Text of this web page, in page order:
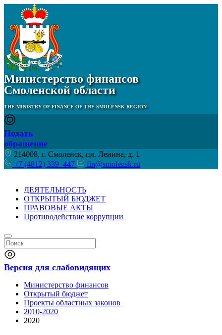
Министерство финансов
Смоленской области
THE MINISTRY OF FINANCE OF THE SMOLENSK REGION
Подать
обращение
214008, г. Смоленск, пл. Ленина, д. 1
+7 (4812) 339–447
fin@smolensk.ru
ДЕЯТЕЛЬНОСТЬ
ОТКРЫТЫЙ БЮДЖЕТ
ПРАВОВЫЕ АКТЫ
Противодействие коррупции
Версия для слабовидящих
Министерство финансов
Открытый бюджет
Проекты областных законов
2010-2020
2020